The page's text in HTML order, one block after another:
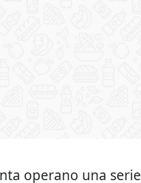
operano una serie